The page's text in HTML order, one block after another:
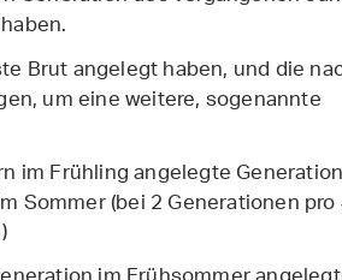
Brut angelegt haben, und die
um eine weitere, sogenannte
im Frühling angelegte
Sommer (bei 2 Generationen